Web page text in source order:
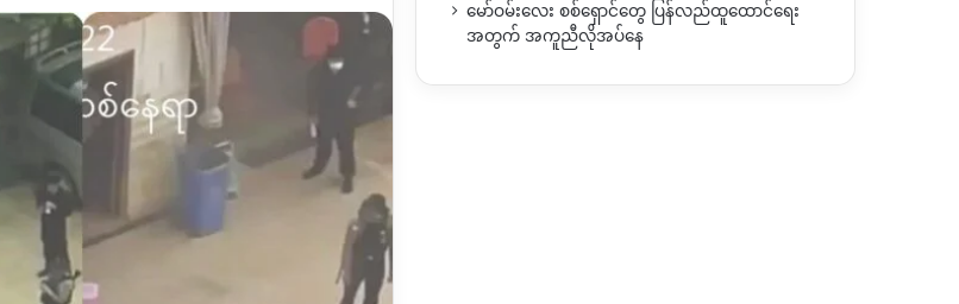
မော်ဝမ်းလေး စစ်ရှောင်တွေ ပြန်လည်ထူထောင်ရေး
အတွက် အကူညီလိုအပ်နေ